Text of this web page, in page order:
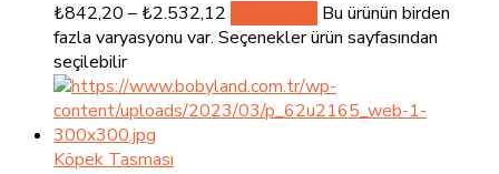
₺842,20 – ₺2.532,12
Bu ürünün birden
fazla varyasyonu var. Seçenekler ürün sayfasından
seçilebilir
Köpek Tasması